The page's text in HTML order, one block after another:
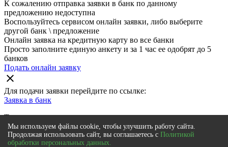
К сожалению отправка заявки в банк по данному
предложению недоступна
Воспользуйтесь сервисом онлайн заявки, либо выберите
другой банк \ предложение
Онлайн заявка на кредитную карту во все банки
Просто заполните единую анкету и за 1 час ее одобрят до 5
банков
Подать онлайн заявку
close
Для подачи заявки перейдите по ссылке:
Заявка в банк
Также мы рекомендуем
Онлайн заявка на кредитную карту во все банки
Просто заполните единую анкету и за 1 час ее одобрят до 5
Мы используем файлы cookie, чтобы улучшить работу сайта.
Продолжая использовать сайт, вы соглашаетесь с Политикой
обработки персональных данных.